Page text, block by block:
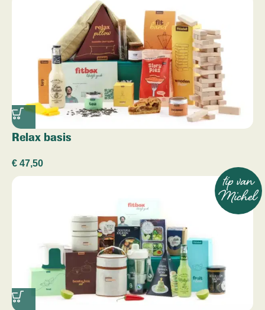
Relax basis
€ 47,50
tip van
Michel